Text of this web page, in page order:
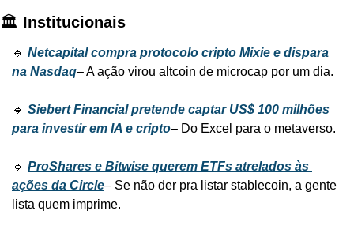
🏛️ Institucionais
🔹 Netcapital compra protocolo cripto Mixie e dispara
na Nasdaq– A ação virou altcoin de microcap por um dia.
🔹 Siebert Financial pretende captar US$ 100 milhões
para investir em IA e cripto– Do Excel para o metaverso.
🔹 ProShares e Bitwise querem ETFs atrelados às
ações da Circle– Se não der pra listar stablecoin, a gente
lista quem imprime.